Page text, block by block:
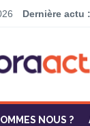
Dernière actu :
NOUS ?